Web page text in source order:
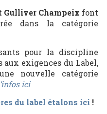
Gulliver Champeix font
dans la catégorie
pour la discipline
exigences du Label,
nouvelle catégorie
ici
du label étalons ici !